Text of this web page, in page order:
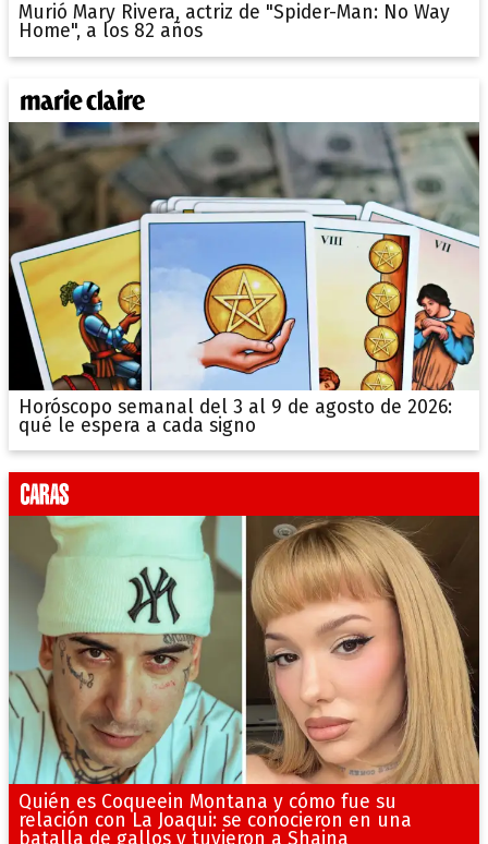
Murió Mary Rivera, actriz de "Spider-Man: No Way
Home", a los 82 años
Horóscopo semanal del 3 al 9 de agosto de 2026:
qué le espera a cada signo
Quién es Coqueein Montana y cómo fue su
relación con La Joaqui: se conocieron en una
batalla de gallos y tuvieron a Shaina